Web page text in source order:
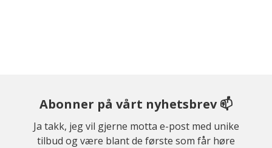
Abonner på vårt nyhetsbrev 📫
Ja takk, jeg vil gjerne motta e-post med unike
tilbud og være blant de første som får høre